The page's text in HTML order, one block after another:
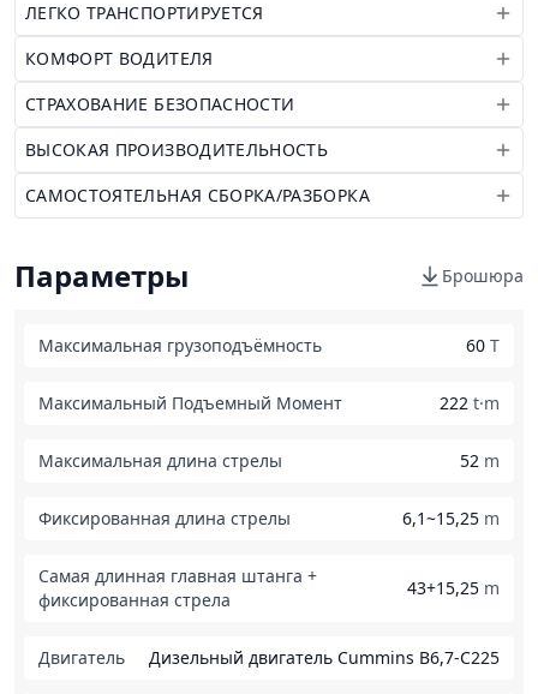
ЛЕГКО ТРАНСПОРТИРУЕТСЯ
КОМФОРТ ВОДИТЕЛЯ
СТРАХОВАНИЕ БЕЗОПАСНОСТИ
ВЫСОКАЯ ПРОИЗВОДИТЕЛЬНОСТЬ
САМОСТОЯТЕЛЬНАЯ СБОРКА/РАЗБОРКА
Параметры Брошюра
Максимальная грузоподъёмность 60 T
Максимальный Подъемный Момент 222 t·m
Максимальная длина стрелы 52 m
Фиксированная длина стрелы 6,1~15,25 m
Самая длинная главная штанга +
фиксированная стрела
43+15,25 m
Двигатель Дизельный двигатель Cummins B6,7-C225